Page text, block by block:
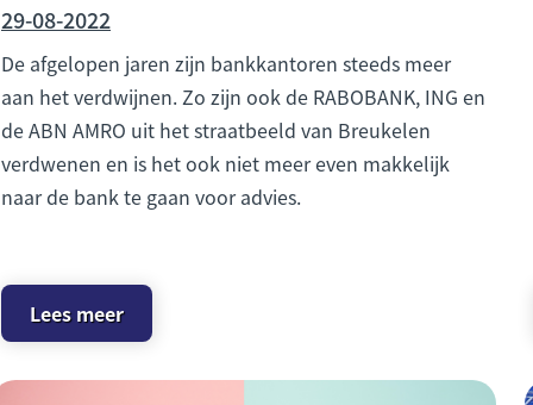
29-08-2022
De afgelopen jaren zijn bankkantoren steeds meer
aan het verdwijnen. Zo zijn ook de RABOBANK, ING en
de ABN AMRO uit het straatbeeld van Breukelen
verdwenen en is het ook niet meer even makkelijk
naar de bank te gaan voor advies.
Lees meer